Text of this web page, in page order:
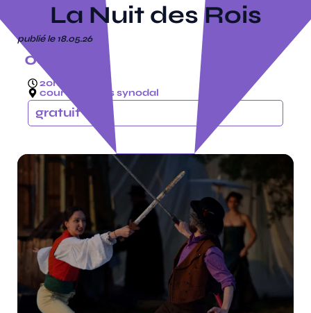
La Nuit des Rois
publié le 18.05.26
06.06.26
20h30
cour du palais synodal
gratuit